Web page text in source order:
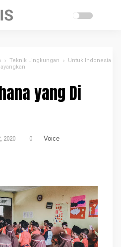
Teknik Lingkungan
Untuk Indonesia
yang Di
2020 0 Voice